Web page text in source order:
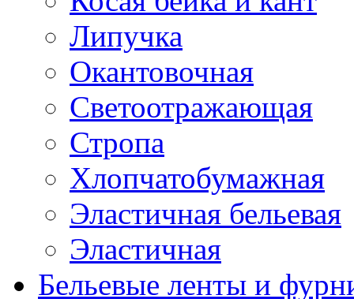
Липучка
Окантовочная
Светоотражающая
Стропа
Хлопчатобумажная
Эластичная бельевая
Эластичная
Бельевые ленты и